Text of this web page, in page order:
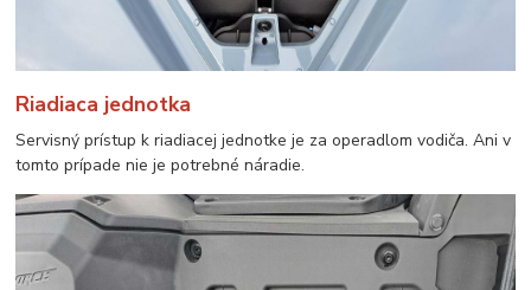
Riadiaca jednotka
Servisný prístup k riadiacej jednotke je za operadlom vodiča. Ani v
tomto prípade nie je potrebné náradie.